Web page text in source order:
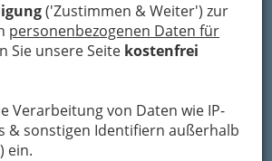
('Zustimmen & Weiter') zur
personenbezogenen Daten für
Sie unsere Seite kostenfrei
Verarbeitung von Daten wie IP-
& sonstigen Identifiern außerhalb
ein.
Maps anschauen